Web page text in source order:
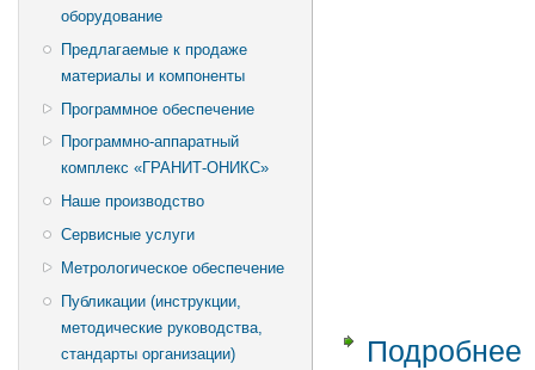
оборудование
Предлагаемые к продаже
материалы и компоненты
Программное обеспечение
Программно-аппаратный
комплекс «ГРАНИТ-ОНИКС»
Наше производство
Сервисные услуги
Метрологическое обеспечение
Публикации (инструкции,
методические руководства,
стандарты организации)
Подробнее